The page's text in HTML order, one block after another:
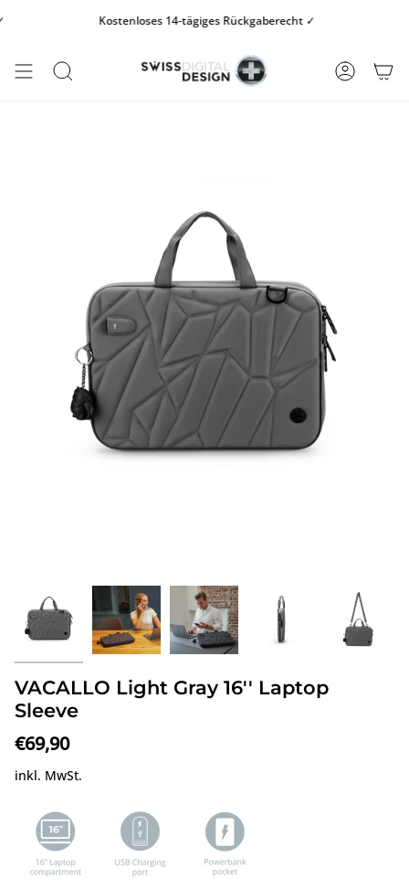
Inhalt
Kostenloses 14-tägiges Rückgaberecht ✓
SUCHE KONTO
VACALLO Light Gray 16'' Laptop
Sleeve
€69,90
inkl. MwSt.